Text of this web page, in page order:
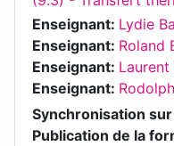
Enseignant: Lydie
Enseignant: Roland
Enseignant: Laurent
Enseignant:
Synchronisation
Publication de la